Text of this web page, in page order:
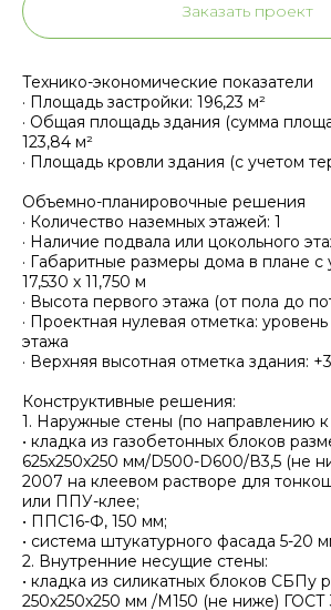
Заказать проект
Технико-экономические показатели
· Площадь застройки: 196,23 м²
· Общая площадь здания (сумма
123,84 м²
· Площадь кровли здания (с учетом
Объемно-планировочные решения
· Количество наземных этажей: 1
· Наличие подвала или цокольного
· Габаритные размеры дома в плане с
17,530 х 11,750 м
· Высота первого этажа (от пола до
· Проектная нулевая отметка: уровень
этажа
· Верхняя высотная отметка здания:
Конструктивные решения:
1. Наружные стены (по направлению
• кладка из газобетонных блоков
625х250х250 мм/D500-D600/В3,5 (не
2007 на клеевом растворе для
или ППУ-клее;
• ППС16-Ф, 150 мм;
• система штукатурного фасада 5-20
2. Внутренние несущие стены:
• кладка из силикатных блоков СБПу
250х250х250 мм /М150 (не ниже) ГОСТ